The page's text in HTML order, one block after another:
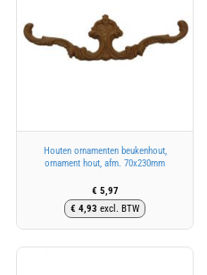
Houten ornamenten beukenhout,
ornament hout, afm. 70x230mm
€ 5,97
€ 4,93 excl. BTW